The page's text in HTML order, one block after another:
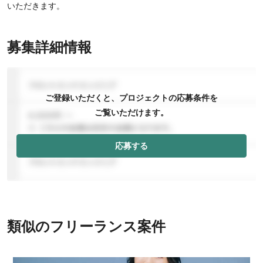
いただきます。
募集詳細情報
ご登録いただくと、プロジェクトの応募条件を
ご覧いただけます。
応募する
類似のフリーランス案件